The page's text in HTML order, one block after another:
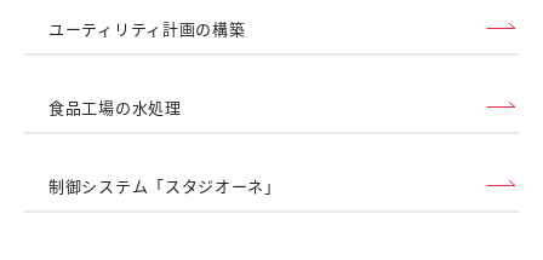
ユーティリティ計画の構築
食品工場の水処理
制御システム「スタジオーネ」